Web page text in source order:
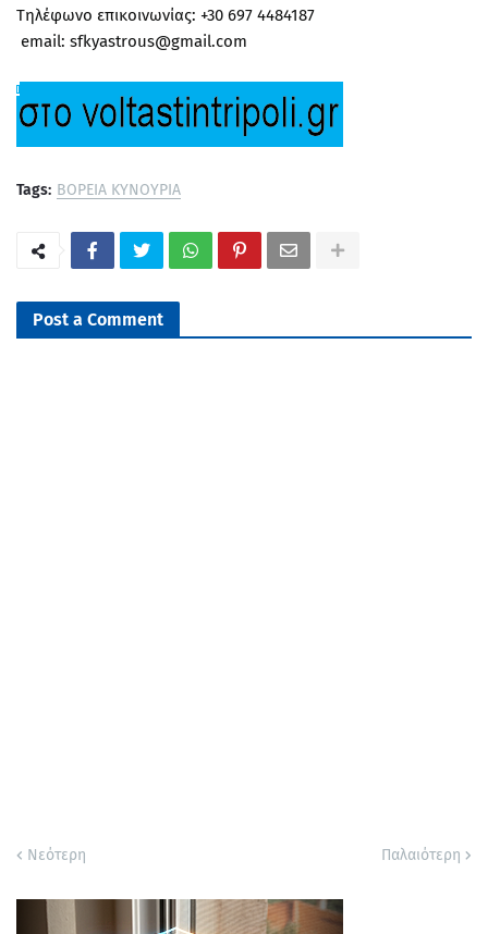
Τηλέφωνο επικοινωνίας: +30 697 4484187
email: sfkyastrous@gmail.com
Tags: ΒΟΡΕΙΑ ΚΥΝΟΥΡΙΑ
Post a Comment
Νεότερη Παλαιότερη